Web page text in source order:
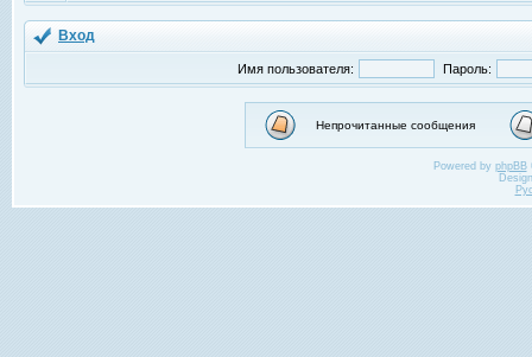
Вход
Имя пользователя: Пароль:
Непрочитанные сообщения
Powered by phpBB